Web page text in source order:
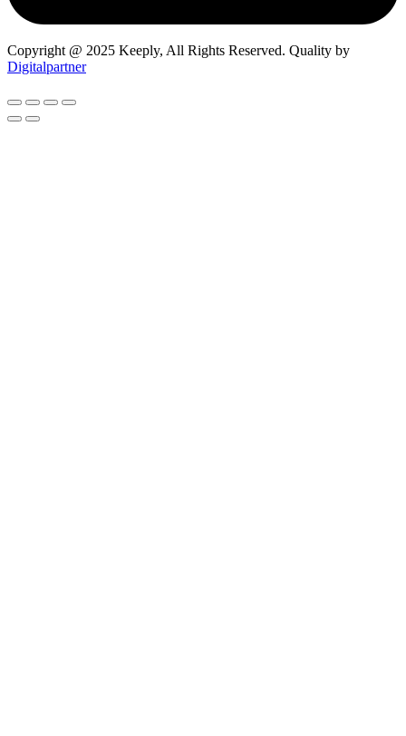
Copyright @ 2025 Keeply, All Rights Reserved. Quality by
Digitalpartner